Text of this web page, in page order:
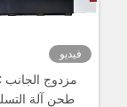
فيديو
طحن آلة